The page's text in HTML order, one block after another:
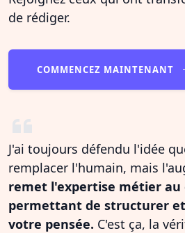
de rédiger.
COMMENCEZ MAINTENANT
J'ai toujours défendu l'idée
remplacer l'humain, mais
remet l'expertise métier au
permettant de structurer
votre pensée. C'est ça, la